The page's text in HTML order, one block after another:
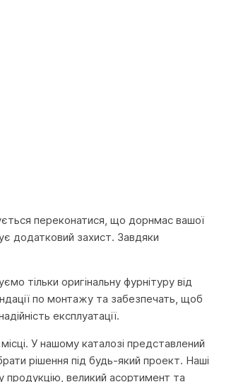
переконатися, що дорнмас вашої
додатковий захист. Завдяки
тільки оригінальну фурнітуру від
по монтажу та забезпечать, щоб
експлуатації.
У нашому каталозі представлений
рішення під будь-який проект. Наші
великий асортимент та